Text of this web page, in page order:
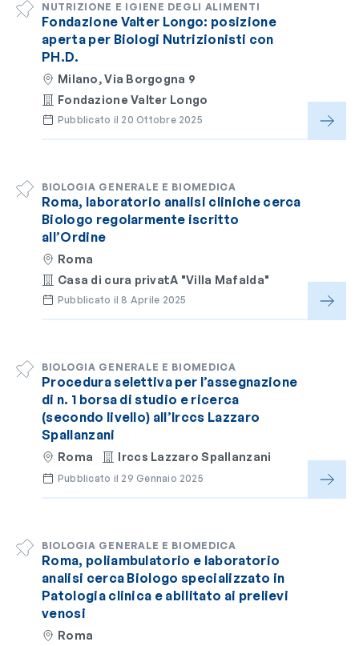
NUTRIZIONE E IGIENE DEGLI ALIMENTI
Fondazione Valter Longo: posizione
aperta per Biologi Nutrizionisti con
PH.D.
Milano, Via Borgogna 9
Fondazione Valter Longo
Pubblicato il 20 Ottobre 2025
BIOLOGIA GENERALE E BIOMEDICA
Roma, laboratorio analisi cliniche cerca
Biologo regolarmente iscritto
all’Ordine
Roma
Casa di cura privatA "Villa Mafalda"
Pubblicato il 8 Aprile 2025
BIOLOGIA GENERALE E BIOMEDICA
Procedura selettiva per l’assegnazione
di n. 1 borsa di studio e ricerca
(secondo livello) all’Irccs Lazzaro
Spallanzani
Roma Irccs Lazzaro Spallanzani
Pubblicato il 29 Gennaio 2025
BIOLOGIA GENERALE E BIOMEDICA
Roma, poliambulatorio e laboratorio
analisi cerca Biologo specializzato in
Patologia clinica e abilitato ai prelievi
venosi
Roma